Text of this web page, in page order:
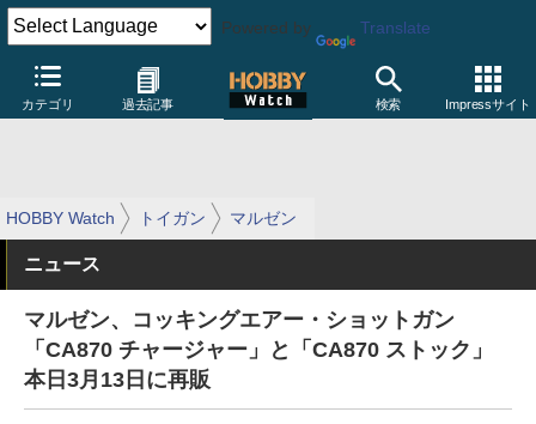
Powered by Translate
カテゴリ 過去記事 検索 Impressサイト
HOBBY Watch トイガン マルゼン
ニュース
マルゼン、コッキングエアー・ショットガン
「CA870 チャージャー」と「CA870 ストック」
本日3月13日に再販